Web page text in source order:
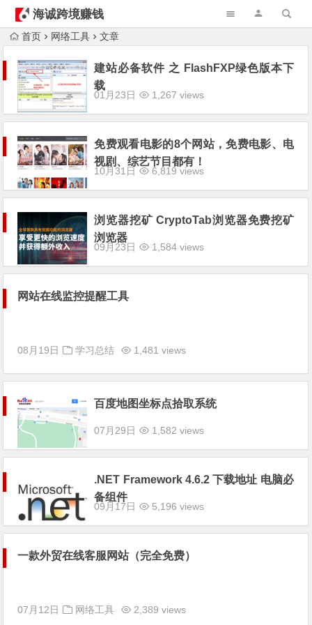
海诚跨境赚钱
首页 网络工具 文章
建站必备软件 之 FlashFXP绿色版本下
载
01月23日 1,267 views
免费观看电影的8个网站，免费电影、电
视剧、综艺节目都有！
10月31日 6,819 views
浏览器挖矿 CryptoTab浏览器免费挖矿
浏览器
09月23日 1,584 views
网站在线监控提醒工具
08月19日 学习总结 1,481 views
百度地图坐标点拾取系统
07月29日 1,582 views
.NET Framework 4.6.2 下载地址 电脑必
备组件
09月17日 5,196 views
一款外贸在线客服网站（完全免费）
07月12日 网络工具 2,389 views